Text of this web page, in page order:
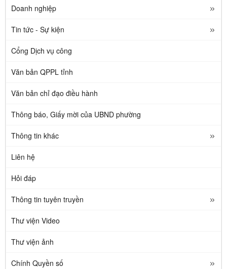
Doanh nghiệp
Tin tức - Sự kiện
Cổng Dịch vụ công
Văn bản QPPL tỉnh
Văn bản chỉ đạo điều hành
Thông báo, Giấy mời của UBND phường
Thông tin khác
Liên hệ
Hỏi đáp
Thông tin tuyên truyền
Thư viện Video
Thư viện ảnh
Chính Quyền số